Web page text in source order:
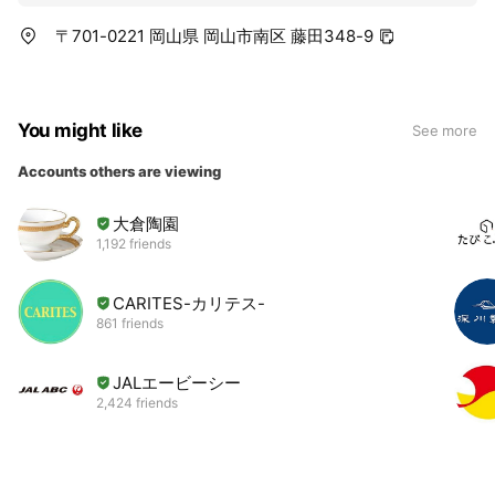
〒701-0221 岡山県 岡山市南区 藤田348-9
You might like See more
Accounts others are viewing
大倉陶園
1,192 friends
CARITES-カリテス-
861 friends
JALエービーシー
2,424 friends